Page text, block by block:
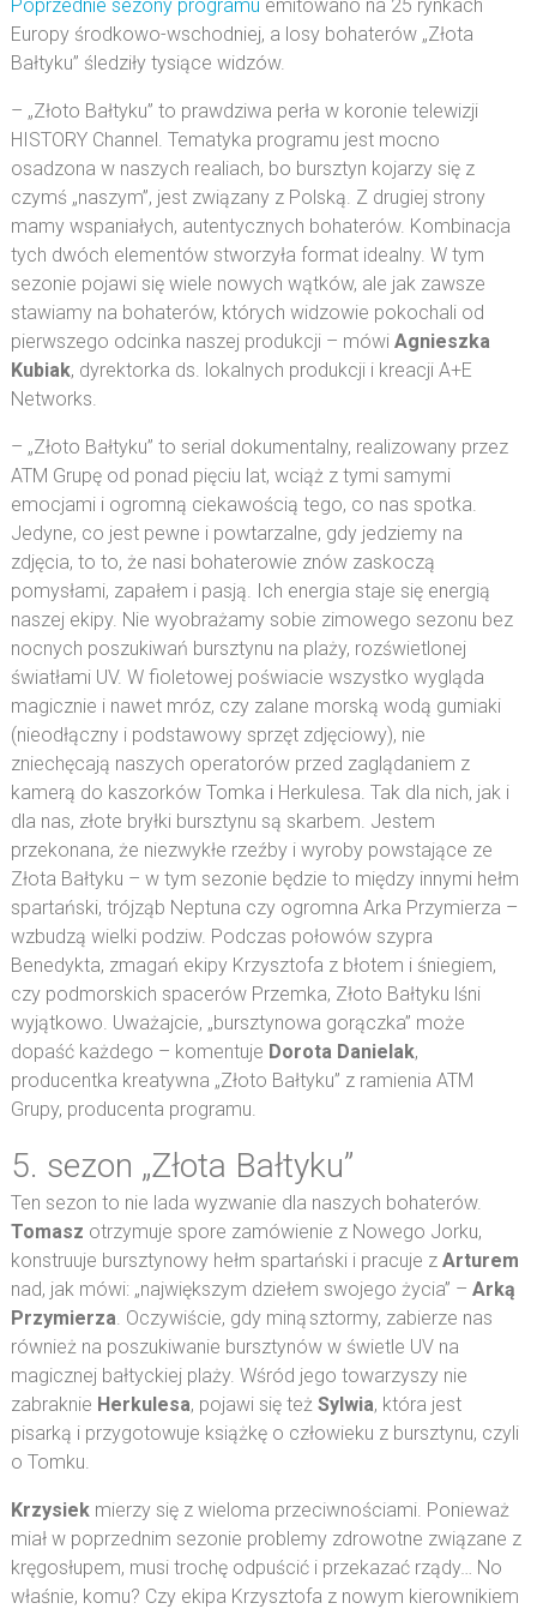
Poprzednie sezony programu emitowano na 25 rynkach
Europy środkowo-wschodniej, a losy bohaterów „Złota
Bałtyku” śledziły tysiące widzów.
– „Złoto Bałtyku” to prawdziwa perła w koronie telewizji
HISTORY Channel. Tematyka programu jest mocno
osadzona w naszych realiach, bo bursztyn kojarzy się z
czymś „naszym”, jest związany z Polską. Z drugiej strony
mamy wspaniałych, autentycznych bohaterów. Kombinacja
tych dwóch elementów stworzyła format idealny. W tym
sezonie pojawi się wiele nowych wątków, ale jak zawsze
stawiamy na bohaterów, których widzowie pokochali od
pierwszego odcinka naszej produkcji – mówi Agnieszka
Kubiak, dyrektorka ds. lokalnych produkcji i kreacji A+E
Networks.
– „Złoto Bałtyku” to serial dokumentalny, realizowany przez
ATM Grupę od ponad pięciu lat, wciąż z tymi samymi
emocjami i ogromną ciekawością tego, co nas spotka.
Jedyne, co jest pewne i powtarzalne, gdy jedziemy na
zdjęcia, to to, że nasi bohaterowie znów zaskoczą
pomysłami, zapałem i pasją. Ich energia staje się energią
naszej ekipy. Nie wyobrażamy sobie zimowego sezonu bez
nocnych poszukiwań bursztynu na plaży, rozświetlonej
światłami UV. W fioletowej poświacie wszystko wygląda
magicznie i nawet mróz, czy zalane morską wodą gumiaki
(nieodłączny i podstawowy sprzęt zdjęciowy), nie
zniechęcają naszych operatorów przed zaglądaniem z
kamerą do kaszorków Tomka i Herkulesa. Tak dla nich, jak i
dla nas, złote bryłki bursztynu są skarbem. Jestem
przekonana, że niezwykłe rzeźby i wyroby powstające ze
Złota Bałtyku – w tym sezonie będzie to między innymi hełm
spartański, trójząb Neptuna czy ogromna Arka Przymierza –
wzbudzą wielki podziw. Podczas połowów szypra
Benedykta, zmagań ekipy Krzysztofa z błotem i śniegiem,
czy podmorskich spacerów Przemka, Złoto Bałtyku lśni
wyjątkowo. Uważajcie, „bursztynowa gorączka” może
dopaść każdego – komentuje Dorota Danielak,
producentka kreatywna „Złoto Bałtyku” z ramienia ATM
Grupy, producenta programu.
5. sezon „Złota Bałtyku”
Ten sezon to nie lada wyzwanie dla naszych bohaterów.
Tomasz otrzymuje spore zamówienie z Nowego Jorku,
konstruuje bursztynowy hełm spartański i pracuje z Arturem
nad, jak mówi: „największym dziełem swojego życia” – Arką
Przymierza. Oczywiście, gdy miną sztormy, zabierze nas
również na poszukiwanie bursztynów w świetle UV na
magicznej bałtyckiej plaży. Wśród jego towarzyszy nie
zabraknie Herkulesa, pojawi się też Sylwia, która jest
pisarką i przygotowuje książkę o człowieku z bursztynu, czyli
o Tomku.
Krzysiekmierzy się z wieloma przeciwnościami. Ponieważ
miał w poprzednim sezonie problemy zdrowotne związane z
kręgosłupem, musi trochę odpuścić i przekazać rządy… No
właśnie, komu? Czy ekipa Krzysztofa z nowym kierownikiem